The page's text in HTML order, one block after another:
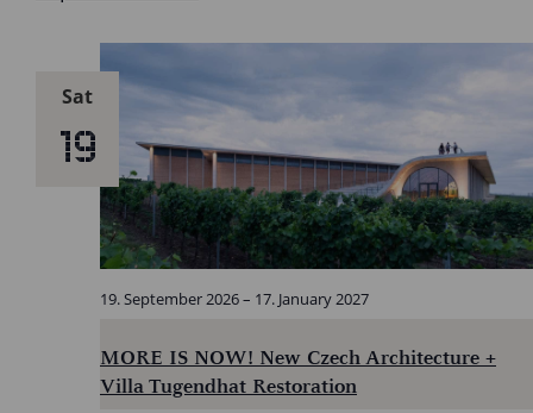
Sat
19
MORE IS NOW! New Czech Architecture +
Villa Tugendhat Restoration
19. September 2026– 17. January 2027